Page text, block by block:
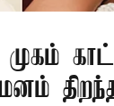
முகம்